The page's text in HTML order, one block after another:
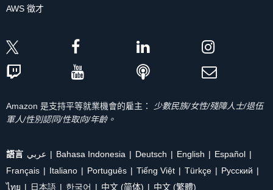
AWS 徵才
Amazon 是支持平等就業機會的雇主：
少數民族/女性/殘障人士/退伍
軍人/性別認同/性取向/年齡。
語言 عربي Bahasa Indonesia Deutsch English
Español
Français
Italiano Português Tiếng Việt Türkçe
Ρусский
ไทย
日本語 한국어 中文 (简体) 中文 (繁體)